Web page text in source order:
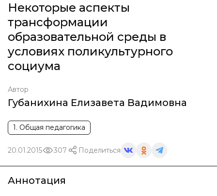
Некоторые аспекты
трансформации
образовательной среды в
условиях поликультурного
социума
Автор
Губанихина Елизавета Вадимовна
1. Общая педагогика
20.01.2015 307 Поделиться
Аннотация